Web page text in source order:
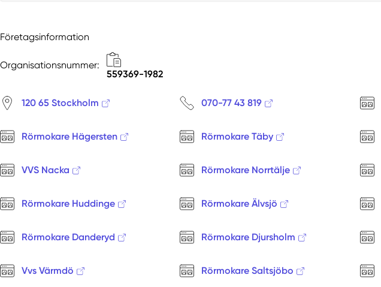
Företagsinformation
Organisationsnummer:
559369-1982
120 65 Stockholm 070-77 43 819
Rörmokare Hägersten Rörmokare Täby
VVS Nacka Rörmokare Norrtälje
Rörmokare Huddinge Rörmokare Älvsjö
Rörmokare Danderyd Rörmokare Djursholm
Vvs Värmdö Rörmokare Saltsjöbo